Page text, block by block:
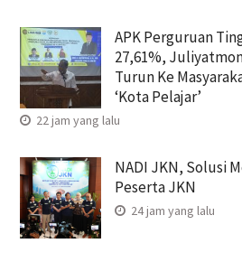
APK Perguruan
27,61%,
Turun Ke
‘Kota Pelajar’
22 jam yang lalu
NADI JKN, Solusi
Peserta JKN
24 jam yang lalu